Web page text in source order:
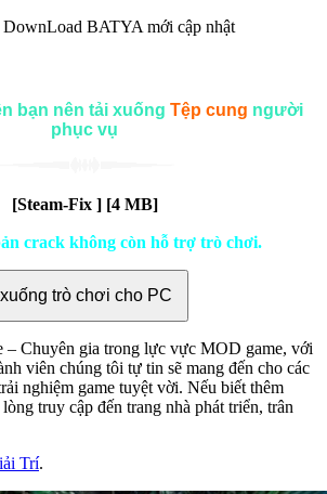
DownLoad BATYA mới cập nhật
bạn nên tải xuống Tệp cung người
phục vụ
[Steam-Fix ] [4 MB]
crack không còn hỗ trợ trò chơi.
trò chơi cho PC
– Chuyên gia trong lực vực MOD game, với
viên chúng tôi tự tin sẽ mang đến cho các
nghiệm game tuyệt vời. Nếu biết thêm
truy cập đến trang nhà phát triển, trân
Trí.